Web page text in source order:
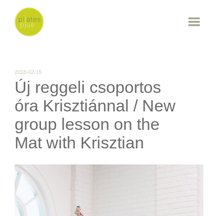
2018-02-15
Új reggeli csoportos
óra Krisztiánnal / New
group lesson on the
Mat with Krisztian